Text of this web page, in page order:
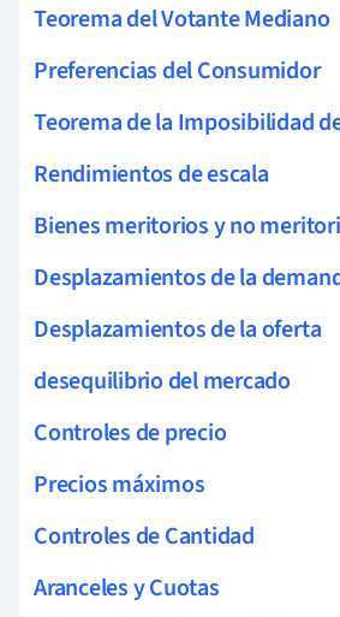
Teorema del Votante Mediano
Preferencias del Consumidor
Teorema de la Imposibilidad
Rendimientos de escala
Bienes meritorios y no
Desplazamientos de la
Desplazamientos de la oferta
desequilibrio del mercado
Controles de precio
Precios máximos
Controles de Cantidad
Aranceles y Cuotas